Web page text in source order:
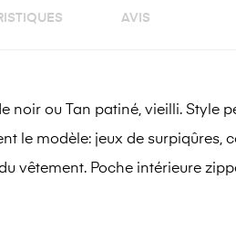
AVIS
ou Tan patiné, vieilli. Style
le modèle: jeux de surpiqûres,
vêtement. Poche intérieure